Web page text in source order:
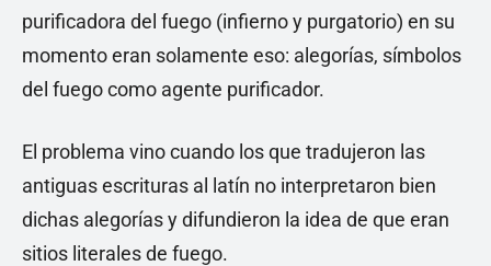
purificadora del fuego (infierno y purgatorio) en su
momento eran solamente eso: alegorías, símbolos
del fuego como agente purificador.
El problema vino cuando los que tradujeron las
antiguas escrituras al latín no interpretaron bien
dichas alegorías y difundieron la idea de que eran
sitios literales de fuego.